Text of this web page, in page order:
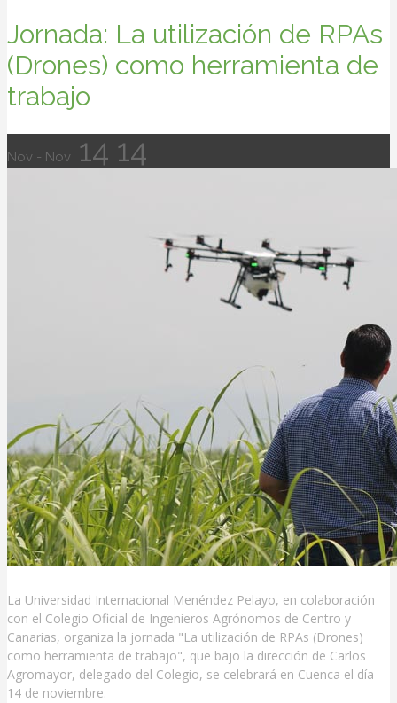
Jornada: La utilización de RPAs
(Drones) como herramienta de
trabajo
Nov - Nov 14 14
La Universidad Internacional Menéndez Pelayo, en colaboración
con el Colegio Oficial de Ingenieros Agrónomos de Centro y
Canarias, organiza la jornada "La utilización de RPAs (Drones)
como herramienta de trabajo", que bajo la dirección de Carlos
Agromayor, delegado del Colegio, se celebrará en Cuenca el día
14 de noviembre.